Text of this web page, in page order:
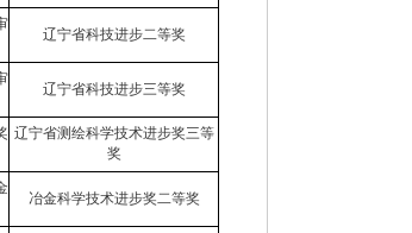
辽宁省科技进步二等奖
辽宁省科技进步三等奖
辽宁省测绘科学技术进步奖三等
奖
冶金科学技术进步奖二等奖